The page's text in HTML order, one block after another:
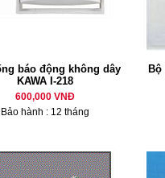
báo động không dây
KAWA I-218
600,000 VNĐ
Bảo hành : 12 tháng
Bộ